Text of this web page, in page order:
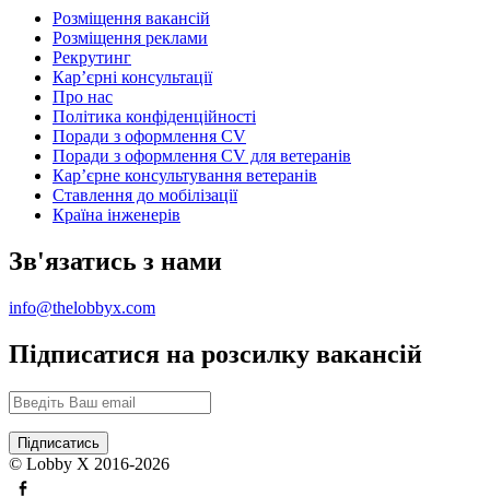
Розміщення вакансій
Розміщення реклами
Рекрутинг
Карʼєрні консультації
Про нас
Політика конфіденційності
Поради з оформлення CV
Поради з оформлення CV для ветеранів
Карʼєрне консультування ветеранів
Ставлення до мобілізації
Країна інженерів
Зв'язатись з нами
info@thelobbyx.com
Підписатися на розсилку вакансій
© Lobby X 2016-2026